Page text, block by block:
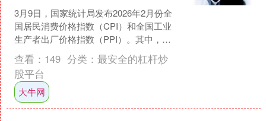
3月9日，国家统计局发布2026年2月份全
国居民消费价格指数（CPI）和全国工业
生产者出厂价格指数（PPI）。其中，全
国CPI同比上涨1.3%，增速为近三年来
最....
查看： 149 分类： 最安全的杠杆炒
股平台
大牛网